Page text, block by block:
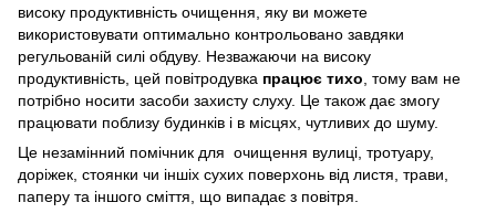
високу продуктивність очищення, яку ви можете
використовувати оптимально контрольовано завдяки
регульованій силі обдуву. Незважаючи на високу
продуктивність, цей повітродувка працює тихо , тому вам не
потрібно носити засоби захисту слуху. Це також дає змогу
працювати поблизу будинків і в місцях, чутливих до шуму.
Це незамінний помічник для очищення вулиці, тротуару,
доріжек, стоянки чи іншіх сухих поверхонь від листя, трави,
паперу та іншого сміття, що випадає з повітря.